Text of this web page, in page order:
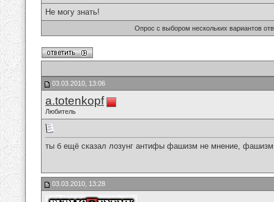
Не могу знать!
Опрос с выбором нескольких вариантов
03.03.2010, 13:06
a.totenkopf
Любитель
ты б ещё сказал лозунг антифы фашизм не мнение, фашизм
03.03.2010, 13:28